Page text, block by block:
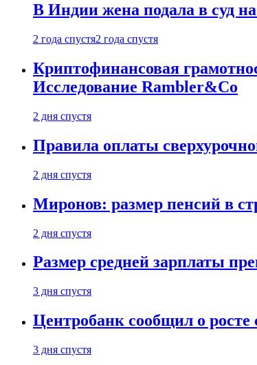
В Индии жена подала в суд
2 года спустя2 года спустя
Криптофинансовая
Исследование Rambler&Co
2 дня спустя
Правила оплаты
2 дня спустя
Миронов: размер пенсий в
2 дня спустя
Размер средней зарплаты
3 дня спустя
Центробанк сообщил о
3 дня спустя